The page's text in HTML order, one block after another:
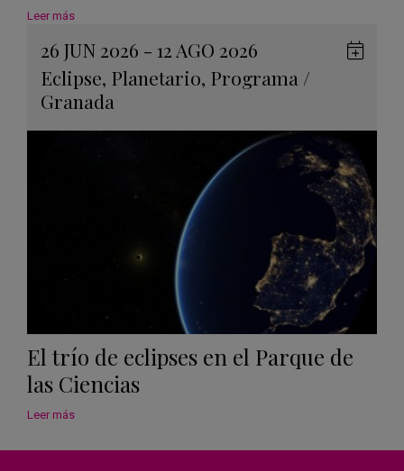
Leer más
26 JUN 2026 - 12 AGO 2026
Eclipse, Planetario, Programa /
Granada
El trío de eclipses en el Parque de
las Ciencias
Leer más